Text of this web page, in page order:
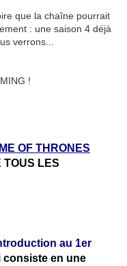
que la chaîne pourrait
: une saison 4 déjà
verrons...
!
OF THRONES
TOUS LES
au 1er
consiste en une